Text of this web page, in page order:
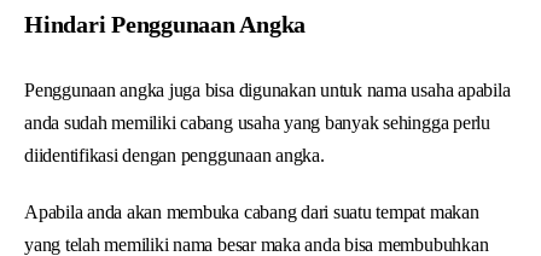
Hindari Penggunaan Angka
Penggunaan angka juga bisa digunakan untuk nama usaha apabila
anda sudah memiliki cabang usaha yang banyak sehingga perlu
diidentifikasi dengan penggunaan angka.
Apabila anda akan membuka cabang dari suatu tempat makan
yang telah memiliki nama besar maka anda bisa membubuhkan